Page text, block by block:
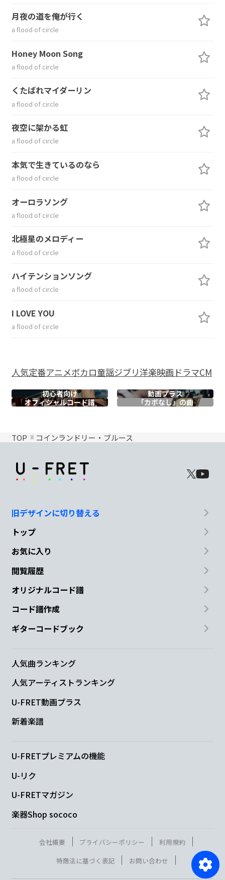
月夜の道を俺が行く
a flood of circle
Honey Moon Song
a flood of circle
くたばれマイダーリン
a flood of circle
夜空に架かる虹
a flood of circle
本気で生きているのなら
a flood of circle
オーロラソング
a flood of circle
北極星のメロディー
a flood of circle
ハイテンションソング
a flood of circle
I LOVE YOU
a flood of circle
人気定番アニメボカロ童謡ジブリ洋楽映画ドラマCM
初心者向け
動画プラス
オフィシャルコード譜 「カポなし」の曲
TOP コインランドリー・ブルース
旧デザインに切り替える
トップ
お気に入り
閲覧履歴
オリジナルコード譜
コード譜作成
ギターコードブック
人気曲ランキング
人気アーティストランキング
U-FRET動画プラス
新着楽譜
U-FRETプレミアムの機能
U-リク
U-FRETマガジン
楽器Shop sococo
会社概要 プライバシーポリシー
利用規約
特商法に基づく表記
お問い合わせ